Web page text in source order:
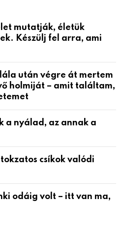
mutatják, életük
Készülj fel arra, ami
után végre át mertem
holmiját – amit találtam,
a nyálad, az annak a
csíkok valódi
odáig volt – itt van ma,